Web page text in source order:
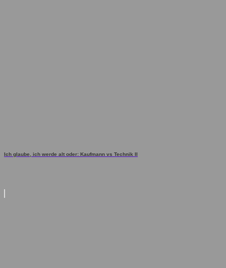
Ich glaube, ich werde alt oder: Kaufmann vs Technik II